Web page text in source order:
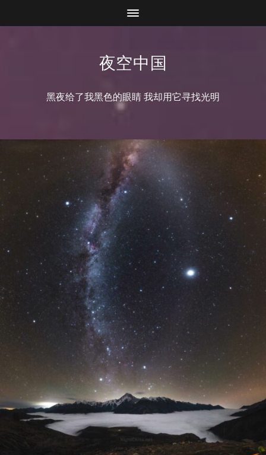
夜空中国
黑夜给了我黑色的眼睛 我却用它寻找光明